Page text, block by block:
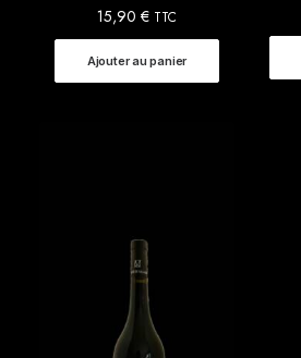
15,90 € TTC
Ajouter au panier